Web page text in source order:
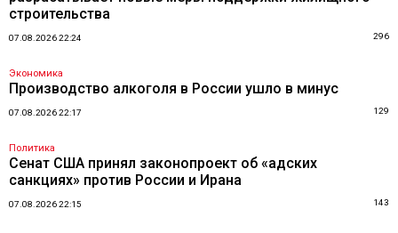
строительства
07.08.2026 22:24 296
Экономика
Производство алкоголя в России ушло в минус
07.08.2026 22:17 129
Политика
Сенат США принял законопроект об «адских
санкциях» против России и Ирана
07.08.2026 22:15 143